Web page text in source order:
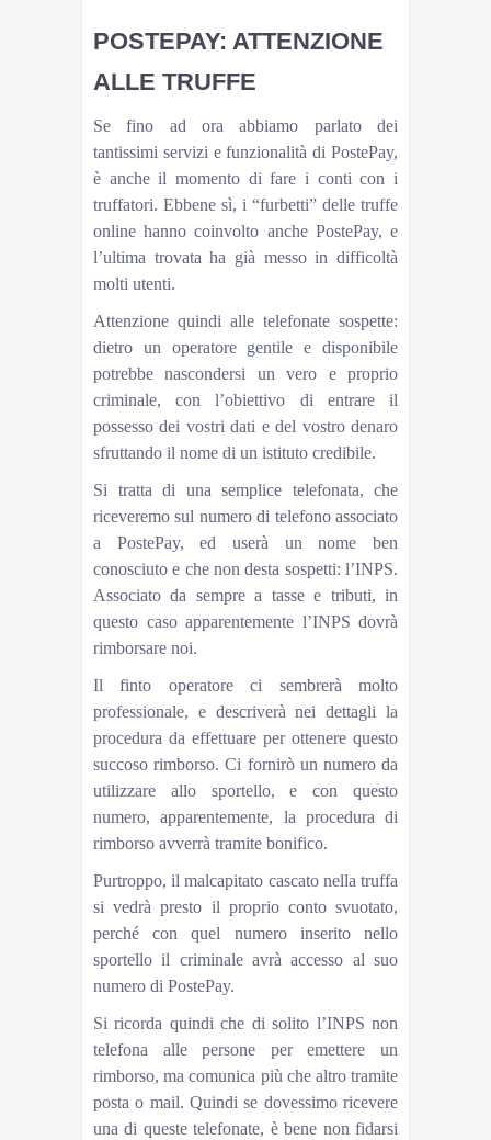
POSTEPAY: ATTENZIONE
ALLE TRUFFE
Se fino ad ora abbiamo parlato dei
tantissimi servizi e funzionalità di PostePay,
è anche il momento di fare i conti con i
truffatori. Ebbene sì, i “furbetti” delle truffe
online hanno coinvolto anche PostePay, e
l’ultima trovata ha già messo in difficoltà
molti utenti.
Attenzione quindi alle telefonate sospette:
dietro un operatore gentile e disponibile
potrebbe nascondersi un vero e proprio
criminale, con l’obiettivo di entrare il
possesso dei vostri dati e del vostro denaro
sfruttando il nome di un istituto credibile.
Si tratta di una semplice telefonata, che
riceveremo sul numero di telefono associato
a PostePay, ed userà un nome ben
conosciuto e che non desta sospetti: l’INPS.
Associato da sempre a tasse e tributi, in
questo caso apparentemente l’INPS dovrà
rimborsare noi.
Il finto operatore ci sembrerà molto
professionale, e descriverà nei dettagli la
procedura da effettuare per ottenere questo
succoso rimborso. Ci fornirò un numero da
utilizzare allo sportello, e con questo
numero, apparentemente, la procedura di
rimborso avverrà tramite bonifico.
Purtroppo, il malcapitato cascato nella truffa
si vedrà presto il proprio conto svuotato,
perché con quel numero inserito nello
sportello il criminale avrà accesso al suo
numero di PostePay.
Si ricorda quindi che di solito l’INPS non
telefona alle persone per emettere un
rimborso, ma comunica più che altro tramite
posta o mail. Quindi se dovessimo ricevere
una di queste telefonate, è bene non fidarsi